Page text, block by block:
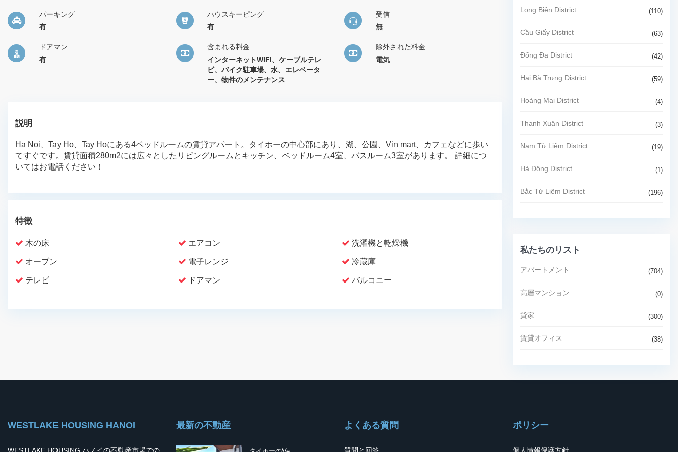
パーキング
有
ハウスキーピング
有
受信
無
ドアマン
有
含まれる料金
インターネットWIFI、ケーブルテレ
ビ、バイク駐車場、水、エレベータ
ー、物件のメンテナンス
除外された料金
電気
説明
Ha Noi、Tay Ho、Tay Hoにある4ベッドルームの賃貸アパート。タイホーの中心部にあり、湖、公園、Vin mart、カフェなどに歩い
てすぐです。賃貸面積280m2には広々としたリビングルームとキッチン、ベッドルーム4室、バスルーム3室があります。 詳細につ
いてはお電話ください！
特徴
木の床 エアコン 洗濯機と乾燥機
オーブン 電子レンジ 冷蔵庫
テレビ ドアマン バルコニー
Long Biên District (110)
Cầu Giấy District (63)
Đống Đa District (42)
Hai Bà Trưng District (59)
Hoàng Mai District (4)
Thanh Xuân District (3)
Nam Từ Liêm District (19)
Hà Đông District (1)
Bắc Từ Liêm District (196)
私たちのリスト
アパートメント (704)
高層マンション (0)
貸家 (300)
賃貸オフィス (38)
WESTLAKE HOUSING HANOI
WESTLAKE HOUSING ハノイの不動産市場での
最新の不動産 よくある質問
質問と回答
ポリシー
個人情報保護方針